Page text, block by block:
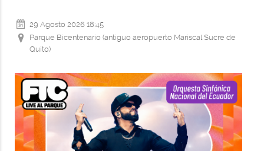
29 Agosto 2026 18:45
Parque Bicentenario (antiguo aeropuerto Mariscal Sucre de
Quito)